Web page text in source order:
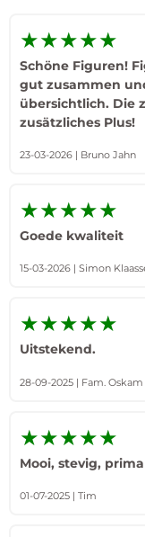
★★★★★
Schöne Figuren!
gut zusammen
übersichtlich. Die
zusätzliches Plus!
23-03-2026 | Bruno Jahn
★★★★★
Goede kwaliteit
15-03-2026 | Simon
★★★★★
Uitstekend.
28-09-2025 | Fam. Oskam
★★★★★
Mooi, stevig,
01-07-2025 | Tim